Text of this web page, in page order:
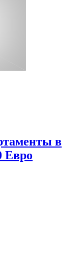
в
Евро